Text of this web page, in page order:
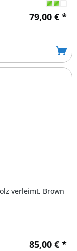
79,00 € *
verleimt, Brown
85,00 € *